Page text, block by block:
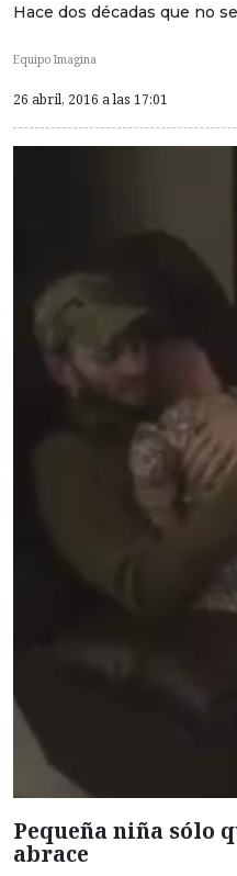
Hace dos décadas que no
Equipo Imagina
26 abril, 2016 a las 17:01
Pequeña niña sólo
abrace